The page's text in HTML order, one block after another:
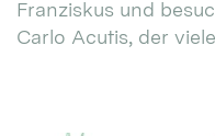
Franziskus und
Carlo Acutis, der